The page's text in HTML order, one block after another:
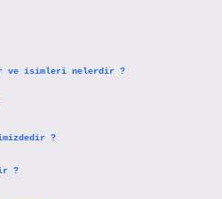
ve isimleri nelerdir ?
?
?